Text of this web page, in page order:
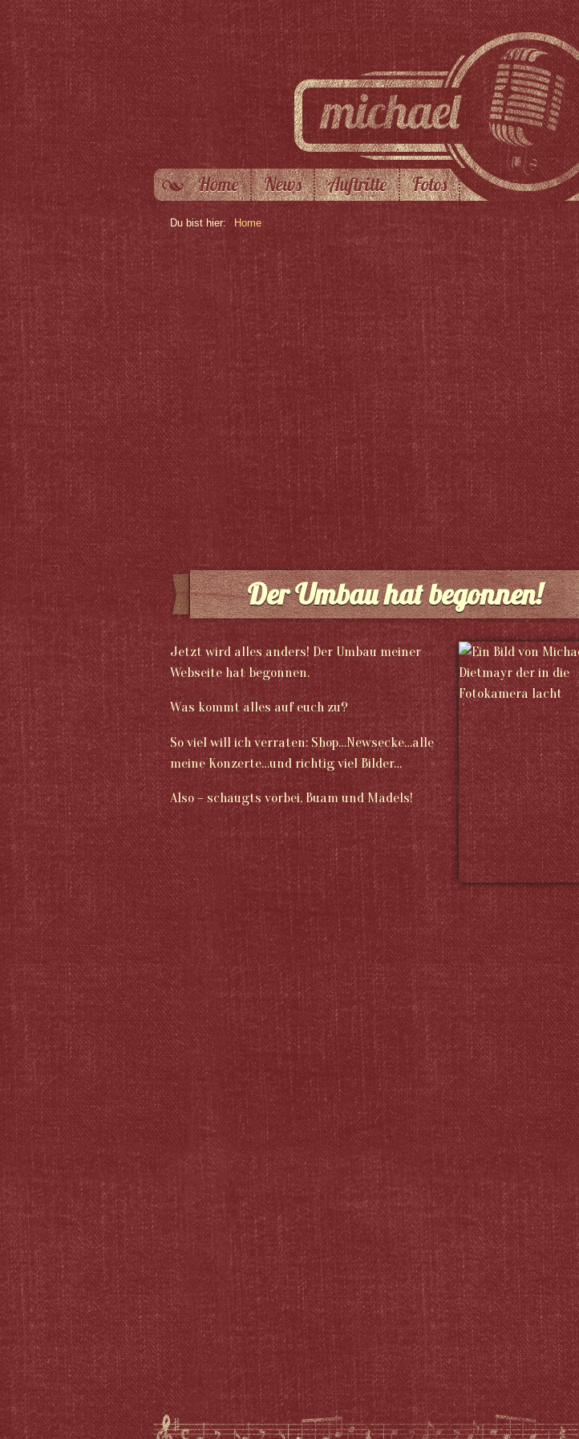
Home News Auftritte Fotos
Du bist hier: Home
Der Umbau hat begonnen!
Jetzt wird alles anders! Der Umbau meiner
Webseite hat begonnen.
Was kommt alles auf euch zu?
So viel will ich verraten: Shop…Newsecke…alle
meine Konzerte…und richtig viel Bilder…
Also – schaugts vorbei, Buam und Madels!